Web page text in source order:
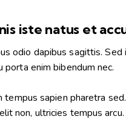
iste natus et
odio dapibus sagittis.
porta enim bibendum nec.
sapien pharetra
non, ultricies tempus arcu.